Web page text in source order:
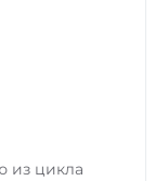
из цикла